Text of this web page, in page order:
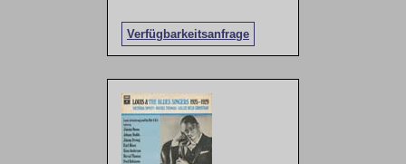
Verfügbarkeitsanfrage